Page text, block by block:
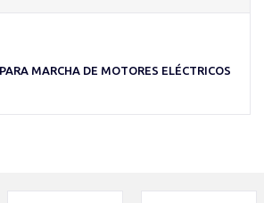
MARCHA DE MOTORES ELÉCTRICOS